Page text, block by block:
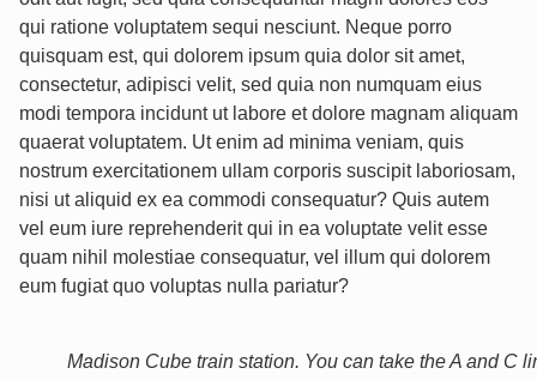
qui ratione voluptatem sequi nesciunt. Neque porro
quisquam est, qui dolorem ipsum quia dolor sit amet,
consectetur, adipisci velit, sed quia non numquam eius
modi tempora incidunt ut labore et dolore magnam aliquam
quaerat voluptatem. Ut enim ad minima veniam, quis
nostrum exercitationem ullam corporis suscipit laboriosam,
nisi ut aliquid ex ea commodi consequatur? Quis autem
vel eum iure reprehenderit qui in ea voluptate velit esse
quam nihil molestiae consequatur, vel illum qui dolorem
eum fugiat quo voluptas nulla pariatur?
Madison Cube train station. You can take the A and C